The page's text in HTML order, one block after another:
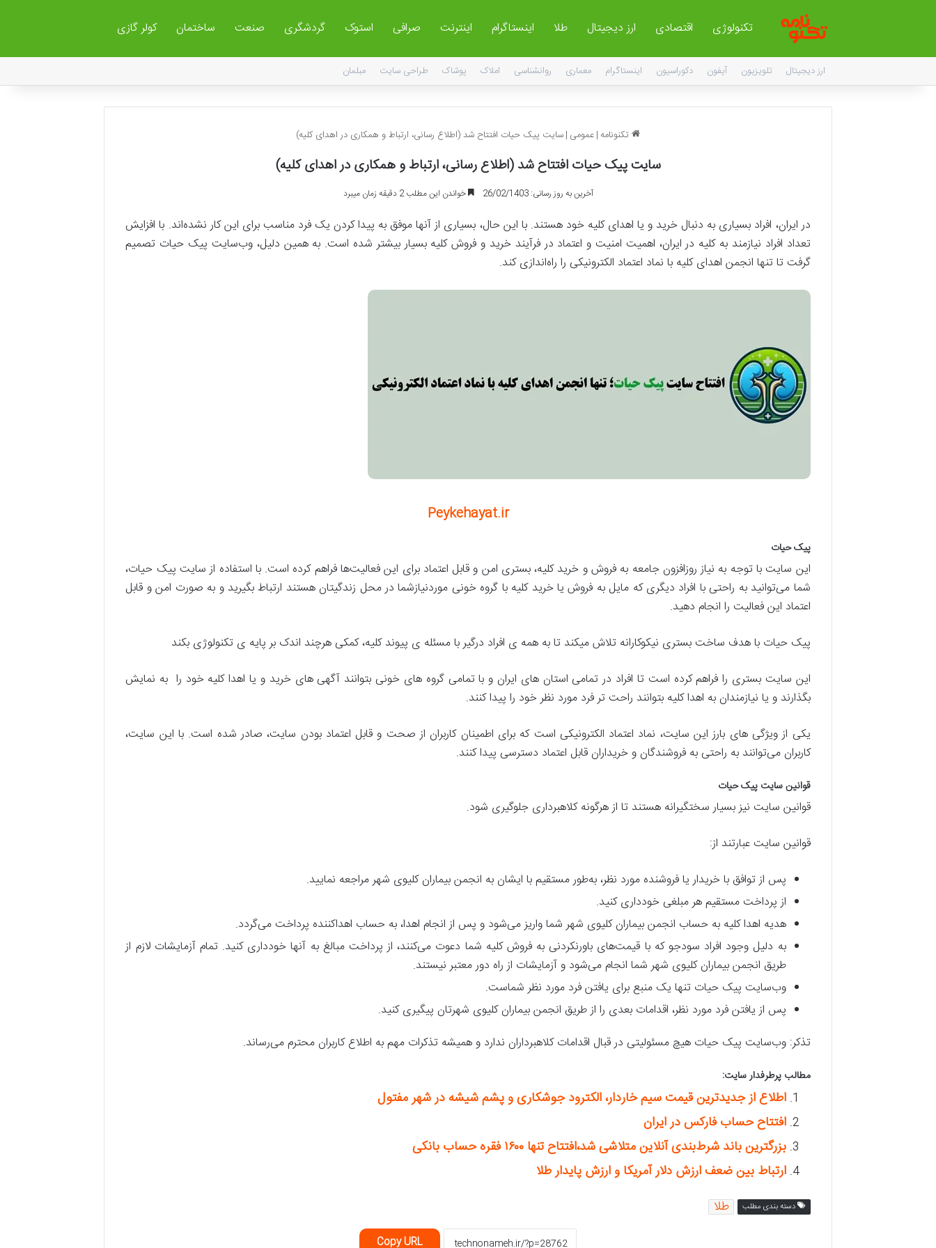
تکنولوژی اقتصادی ارز دیجیتال طلا اینستاگرام اینترنت صرافی استوک گردشگری صنعت ساختمان کولر گازی
ارز دیجیتال تلویزیون آیفون دکوراسیون اینستاگرام معماری روانشناسی املاک پوشاک طراحی سایت مبلمان
تکنونامه |عمومی |سایت پیک حیات افتتاح شد (اطلاع رسانی، ارتباط و همکاری در اهدای کلیه)
سایت پیک حیات افتتاح شد (اطلاع رسانی، ارتباط و همکاری در اهدای کلیه)
آخرین به روز رسانی: 26/02/1403 خواندن این مطلب 2 دقیقه زمان میبرد
در ایران، افراد بسیاری به دنبال خرید و یا اهدای کلیه خود هستند. با این حال، بسیاری از آنها موفق به پیدا کردن یک فرد مناسب برای این کار نشده‌اند. با افزایش
تعداد افراد نیازمند به کلیه در ایران، اهمیت امنیت و اعتماد در فرآیند خرید و فروش کلیه بسیار بیشتر شده است. به همین دلیل، وب‌سایت پیک حیات تصمیم
گرفت تا تنها انجمن اهدای کلیه با نماد اعتماد الکترونیکی را راه‌اندازی کند.
Peykehayat.ir
پیک حیات
این سایت با توجه به نیاز روزافزون جامعه به فروش و خرید کلیه، بستری امن و قابل اعتماد برای این فعالیت‌ها فراهم کرده است. با استفاده از سایت پیک حیات،
شما می‌توانید به راحتی با افراد دیگری که مایل به فروش یا خرید کلیه با گروه خونی موردنیازشما در محل زندگیتان هستند ارتباط بگیرید و به صورت امن و قابل
اعتماد این فعالیت را انجام دهید.
پیک حیات با هدف ساخت بستری نیکوکارانه تلاش میکند تا به همه ی افراد درگیر با مسئله ی پیوند کلیه، کمکی هرچند اندک بر پایه ی تکنولوژی بکند
این سایت بستری را فراهم کرده است تا افراد در تمامی استان های ایران و با تمامی گروه های خونی بتوانند آگهی های خرید و یا اهدا کلیه خود را به نمایش
بگذارند و یا نیازمندان به اهدا کلیه بتوانند راحت تر فرد مورد نظر خود را پیدا کنند.
یکی از ویژگی های بارز این سایت، نماد اعتماد الکترونیکی است که برای اطمینان کاربران از صحت و قابل اعتماد بودن سایت، صادر شده است. با این سایت،
کاربران می‌توانند به راحتی به فروشندگان و خریداران قابل اعتماد دسترسی پیدا کنند.
قوانین سایت پیک حیات
قوانین سایت نیز بسیار سختگیرانه هستند تا از هرگونه کلاهبرداری جلوگیری شود.
قوانین سایت عبارتند از:
پس از توافق با خریدار یا فروشنده مورد نظر، به‌طور مستقیم با ایشان به انجمن بیماران کلیوی شهر مراجعه نمایید.
از پرداخت مستقیم هر مبلغی خودداری کنید.
هدیه اهدا کلیه به حساب انجمن بیماران کلیوی شهر شما واریز می‌شود و پس از انجام اهدا، به حساب اهداکننده پرداخت می‌گردد.
به دلیل وجود افراد سودجو که با قیمت‌های باورنکردنی به فروش کلیه شما دعوت می‌کنند، از پرداخت مبالغ به آنها خودداری کنید. تمام آزمایشات لازم از
طریق انجمن بیماران کلیوی شهر شما انجام می‌شود و آزمایشات از راه دور معتبر نیستند.
وب‌سایت پیک حیات تنها یک منبع برای یافتن فرد مورد نظر شماست.
پس از یافتن فرد مورد نظر، اقدامات بعدی را از طریق انجمن بیماران کلیوی شهرتان پیگیری کنید.
تذکر: وب‌سایت پیک حیات هیچ مسئولیتی در قبال اقدامات کلاهبرداران ندارد و همیشه تذکرات مهم به اطلاع کاربران محترم می‌رساند.
مطالب پرطرفدار سایت:
اطلاع از جدیدترین قیمت سیم خاردار، الکترود جوشکاری و پشم شیشه در شهر مفتول
افتتاح حساب فارکس در ایران
بزرگترین باند شرط‌بندی آنلاین متلاشی شد،افتتاح تنها ۱۶۰۰ فقره حساب بانکی
ارتباط بین ضعف ارزش دلار آمریکا و ارزش پایدار طلا
دسته بندی مطلب طلا
Copy URL